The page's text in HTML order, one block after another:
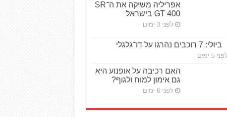
אפריליה משיקה את ה־SR
GT 400 בישראל
לפני 3 ימים
ביולי: 7 רוכבים נהרגו על דו־גלגלי
לפני 5 ימים
האם רכיבה על אופנוע היא
גם אימון למוח ולגוף?
לפני 6 ימים